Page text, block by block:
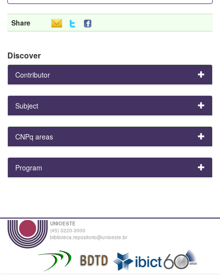
Share
Discover
Contributor
Subject
CNPq areas
Program
UNIOESTE
(45) 3220-3000
biblioteca.repositorio@unioeste.br